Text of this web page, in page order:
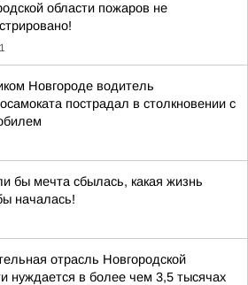
области пожаров не
Новгороде водитель
пострадал в столкновении с
бы мечта сбылась, какая жизнь
началась!
отрасль Новгородской
нуждается в более чем 3,5 тысячах